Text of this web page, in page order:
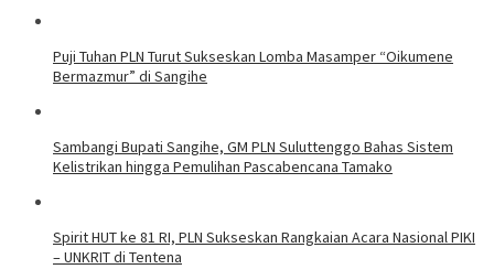
Puji Tuhan PLN Turut Sukseskan Lomba Masamper “Oikumene
Bermazmur” di Sangihe
Sambangi Bupati Sangihe, GM PLN Suluttenggo Bahas Sistem
Kelistrikan hingga Pemulihan Pascabencana Tamako
Spirit HUT ke 81 RI, PLN Sukseskan Rangkaian Acara Nasional PIKI
– UNKRIT di Tentena